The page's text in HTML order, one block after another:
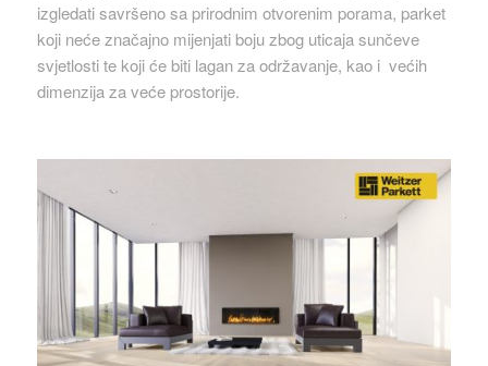
izgledati savršeno sa prirodnim otvorenim porama, parket
koji neće značajno mijenjati boju zbog uticaja sunčeve
svjetlosti te koji će biti lagan za održavanje, kao i većih
dimenzija za veće prostorije.